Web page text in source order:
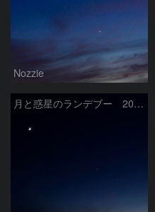
Nozzie
月と惑星のランデブー 2026/06/19